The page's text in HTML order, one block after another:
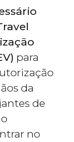
para
da
de
no